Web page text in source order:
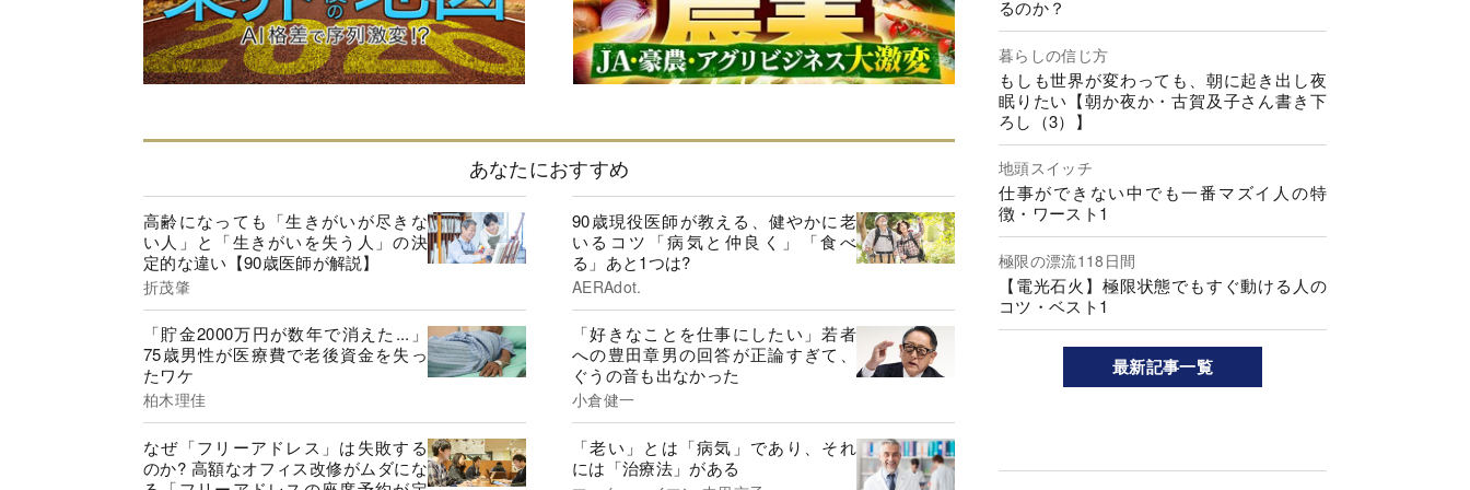
あなたにおすすめ
高齢になっても「生きがいが尽きな
い人」と「生きがいを失う人」の決
定的な違い【90歳医師が解説】
折茂肇
90歳現役医師が教える、健やかに老
いるコツ「病気と仲良く」「食べ
る」あと1つは?
AERAdot.
「貯金2000万円が数年で消えた...」
75歳男性が医療費で老後資金を失っ
たワケ
柏木理佳
「好きなことを仕事にしたい」若者
への豊田章男の回答が正論すぎて、
ぐうの音も出なかった
小倉健一
なぜ「フリーアドレス」は失敗する
のか? 高額なオフィス改修がムダにな
「老い」とは「病気」であり、それ
には「治療法」がある
るのか？
暮らしの信じ方
もしも世界が変わっても、朝に起き出し夜
眠りたい【朝か夜か・古賀及子さん書き下
ろし（3）】
地頭スイッチ
仕事ができない中でも一番マズイ人の特
徴・ワースト1
極限の漂流118日間
【電光石火】極限状態でもすぐ動ける人の
コツ・ベスト1
最新記事一覧